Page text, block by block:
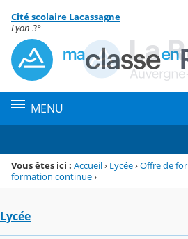
Menu de la rubrique
Contenu
Cité scolaire Lacassagne
Lyon 3°
MENU
Vous êtes ici : Accueil› Lycée›Offre de
formation continue›
Lycée